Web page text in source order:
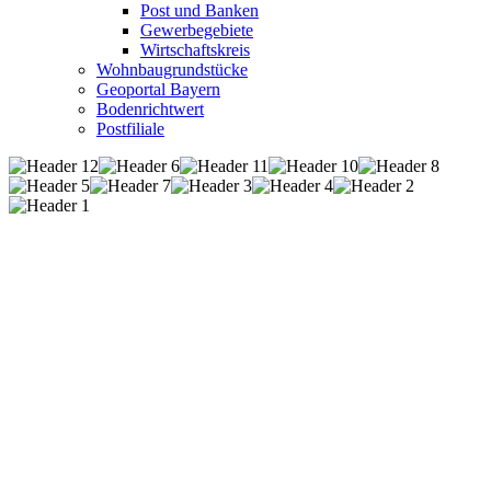
Post und Banken
Gewerbegebiete
Wirtschaftskreis
Wohnbaugrundstücke
Geoportal Bayern
Bodenrichtwert
Postfiliale